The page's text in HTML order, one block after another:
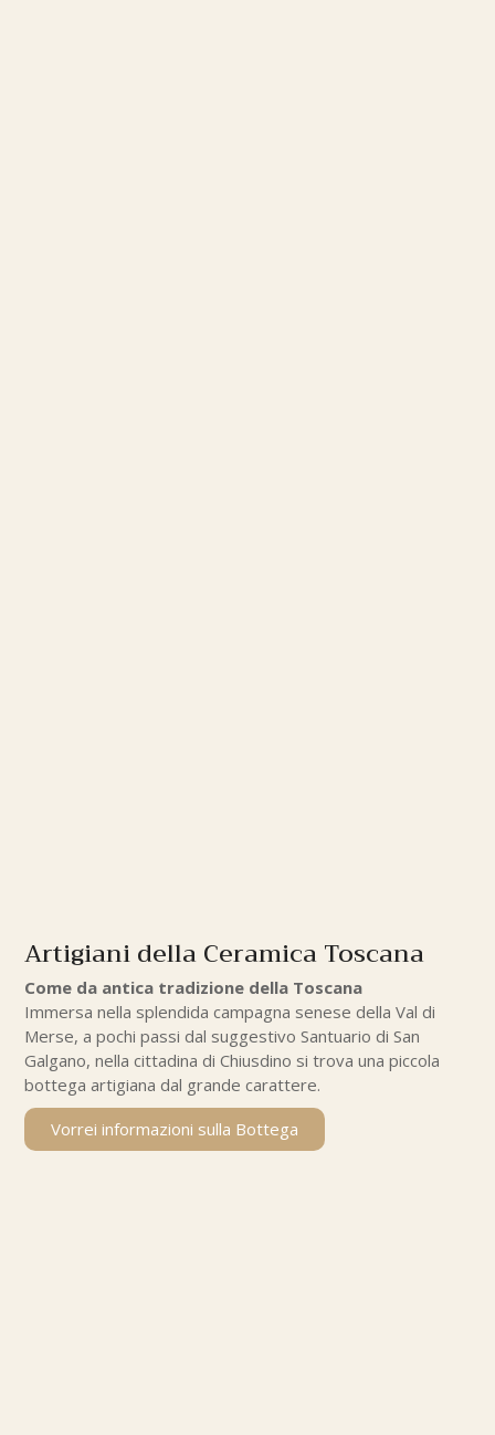
Artigiani della Ceramica Toscana
Come da antica tradizione della Toscana
Immersa nella splendida campagna senese della Val di
Merse, a pochi passi dal suggestivo Santuario di San
Galgano, nella cittadina di Chiusdino si trova una piccola
bottega artigiana dal grande carattere.
Vorrei informazioni sulla Bottega